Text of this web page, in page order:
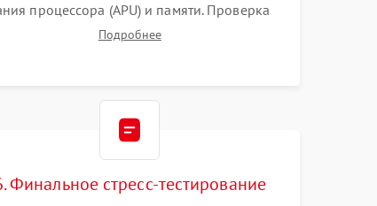
процессора (APU) и памяти. Проверка
контроллера, микросхем флеш-памяти и
Подробнее
Финальное стресс-тестирование